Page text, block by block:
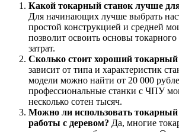
Какой токарный станок лучше
Для начинающих лучше выбрать
простой конструкцией и средней
позволит освоить основы
затрат.
Сколько стоит хороший токарный
зависит от типа и характеристик
модели можно найти от 20 000
профессиональные станки с ЧПУ
несколько сотен тысяч.
Можно ли использовать токарный
работы с деревом? Да, многие